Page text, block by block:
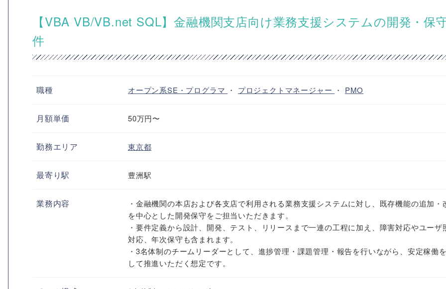
【VBA VB/VB.net SQL】金融機関支店向け業務支援システムの開発・保
件
職種 オープン系SE・プログラマ ・ プロジェクトマネージャー ・ PMO
月額単価 50万円〜
勤務エリア 東京都
最寄り駅 豊洲駅
業務内容
・金融機関の本店および各支店で利用される業務支援システムに対し、既存機能の追加・
を中心とした開発保守をご担当いただきます。
・要件定義から設計、開発、テスト、リリースまで一連の工程に加え、障害対応やユーザ
対応、年次保守も含まれます。
・3名体制のチームリーダーとして、進捗管理・課題管理・報告を行いながら、安定稼働
して推進いただく想定です。